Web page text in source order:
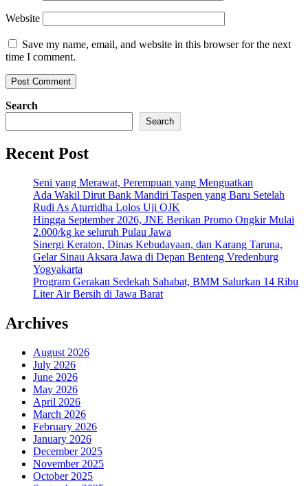
Website
Save my name, email, and website in this browser for the next
time I comment.
Search
Search
Recent Post
Seni yang Merawat, Perempuan yang Menguatkan
Ada Wakil Dirut Bank Mandiri Taspen yang Baru Setelah
Rudi As Aturridha Lolos Uji OJK
Hingga September 2026, JNE Berikan Promo Ongkir Mulai
2.000/kg ke seluruh Pulau Jawa
Sinergi Keraton, Dinas Kebudayaan, dan Karang Taruna,
Gelar Sinau Aksara Jawa di Depan Benteng Vredenburg
Yogyakarta
Program Gerakan Sedekah Sahabat, BMM Salurkan 14 Ribu
Liter Air Bersih di Jawa Barat
Archives
August 2026
July 2026
June 2026
May 2026
April 2026
March 2026
February 2026
January 2026
December 2025
November 2025
October 2025